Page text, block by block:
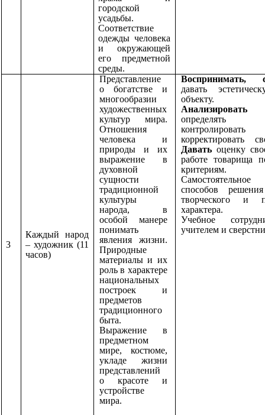
городской
усадьбы.
Соответствие
одежды человека
и окружающей
его предметной
среды.
3
Каждый народ
– художник (11
часов)
Представление
о богатстве и
многообразии
художественных
культур мира.
Отношения
человека и
природы и их
выражение в
духовной
сущности
традиционной
культуры
народа, в
особой манере
понимать
явления жизни.
Природные
материалы и их
роль в характере
национальных
построек и
предметов
традиционного
быта.
Выражение в
предметном
мире, костюме,
укладе жизни
представлений
о красоте и
устройстве
мира.
Воспринимать,
давать
объекту.
Анализировать
определять
корректировать
Давать оценку
работе товарища
критериям.
Самостоятельное
способов
творческого и
характера.
Учебное
учителем и